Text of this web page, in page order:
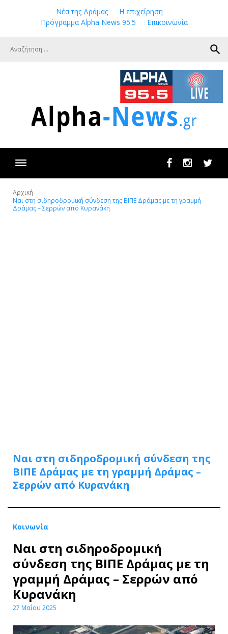
Νέα της Δράμας
Η επιχείρηση
Πρόγραμμα Alpha News 95.5
Επικοινωνία
search
FacebookInstagram
Αρχική
Ναι στη σιδηροδρομική σύνδεση της ΒΙΠΕ Δράμας με τη γραμμή
Δράμας – Σερρών από Κυρανάκη
Ναι στη σιδηροδρομική σύνδεση της
ΒΙΠΕ Δράμας με τη γραμμή Δράμας –
Σερρών από Κυρανάκη
Κοινωνία
Ναι στη σιδηροδρομική
σύνδεση της ΒΙΠΕ Δράμας με τη
γραμμή Δράμας – Σερρών από
Κυρανάκη
27 Μαΐου 2025